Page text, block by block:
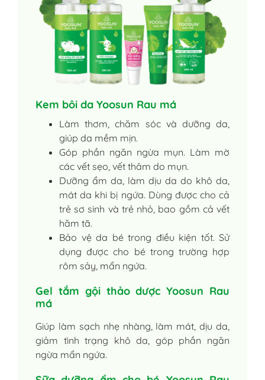
Kem bôi da Yoosun Rau má
Làm thơm, chăm sóc và dưỡng da,
giúp da mềm mịn.
Góp phần ngăn ngừa mụn. Làm mờ
các vết sẹo, vết thâm do mụn.
Dưỡng ẩm da, làm dịu da do khô da,
mát da khi bị ngứa. Dùng được cho cả
trẻ sơ sinh và trẻ nhỏ, bao gồm cả vết
hăm tã.
Bảo vệ da bé trong điều kiện tốt. Sử
dụng được cho bé trong trường hợp
rôm sảy, mẩn ngứa.
Gel tắm gội thảo dược Yoosun Rau
má
Giúp làm sạch nhẹ nhàng, làm mát, dịu da,
giảm tình trạng khô da, góp phần ngăn
ngừa mẩn ngứa.